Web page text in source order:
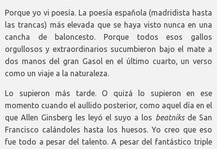
Porque yo vi poesía. La poesía española (madridista hasta
las trancas) más elevada que se haya visto nunca en una
cancha de baloncesto. Porque todos esos gallos
orgullosos y extraordinarios sucumbieron bajo el mate a
dos manos del gran Gasol en el último cuarto, un verso
como un viaje a la naturaleza.
Lo supieron más tarde. O quizá lo supieron en ese
momento cuando el aullido posterior, como aquel día en el
que Allen Ginsberg les leyó el suyo a los beatniksde San
Francisco calándoles hasta los huesos. Yo creo que eso
fue todo a pesar del talento. A pesar del fantástico triple